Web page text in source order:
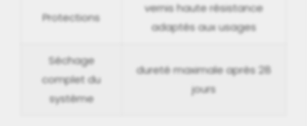
Protections
vernis haute résistance
adaptés aux usages
Séchage
complet du
système
dureté maximale après 28
jours